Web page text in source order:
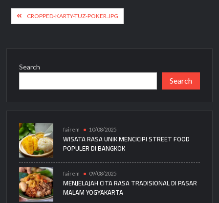
Post
navigation
CROPPED-KARTY-TUZ-POKER.JPG
Search
Search
fairem 10/08/2025
WISATA RASA UNIK MENCICIPI STREET FOOD
POPULER DI BANGKOK
fairem 09/08/2025
MENJELAJAH CITA RASA TRADISIONAL DI PASAR
MALAM YOGYAKARTA